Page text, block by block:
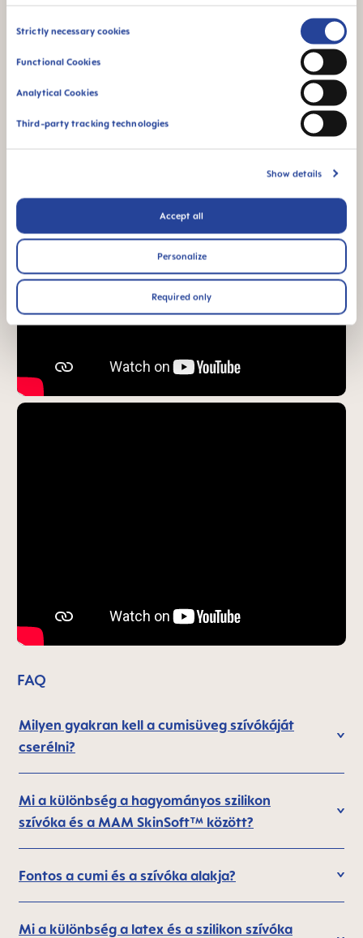
Consent
Strictly necessary cookies
Functional Cookies
Analytical Cookies
Third-party tracking technologies
Show details
Accept all
Personalize
Required only
idősebb csecsemők
*2010–2023-es piackutatás, 1,588 baba részvételével.
Termék videók
FAQ
Milyen gyakran kell a cumisüveg szívókáját
cserélni?
Mi a különbség a hagyományos szilikon
szívóka és a MAM SkinSoft™ között?
Fontos a cumi és a szívóka alakja?
Mi a különbség a latex és a szilikon szívóka